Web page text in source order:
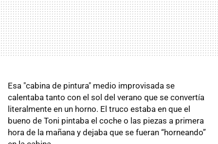
Esa "cabina de pintura" medio improvisada se
calentaba tanto con el sol del verano que se convertía
literalmente en un horno. El truco estaba en que el
bueno de Toni pintaba el coche o las piezas a primera
hora de la mañana y dejaba que se fueran “horneando”